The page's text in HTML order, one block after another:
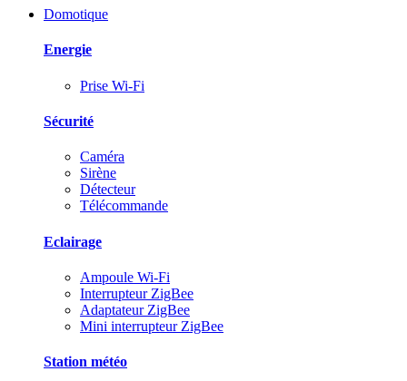
Domotique
Energie
Prise Wi-Fi
Sécurité
Caméra
Sirène
Détecteur
Télécommande
Eclairage
Ampoule Wi-Fi
Interrupteur ZigBee
Adaptateur ZigBee
Mini interrupteur ZigBee
Station météo